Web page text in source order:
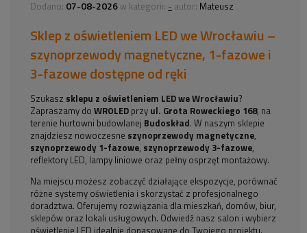
Dodano: 07-08-2026 w kategorii: - autor: Mateusz
Sklep z oświetleniem LED we Wrocławiu –
szynoprzewody magnetyczne, 1-fazowe i
3-fazowe dostępne od ręki
Szukasz sklepu z oświetleniem LED we Wrocławiu?
Zapraszamy doWROLED przy ul. Grota Roweckiego 168, na
terenie hurtowni budowlanej Budoskład. W naszym sklepie
znajdziesz nowoczesne szynoprzewody magnetyczne,
szynoprzewody 1-fazowe, szynoprzewody 3-fazowe,
reflektory LED, lampy liniowe oraz pełny osprzęt montażowy.
Na miejscu możesz zobaczyć działające ekspozycje, porównać
różne systemy oświetlenia i skorzystać z profesjonalnego
doradztwa. Oferujemy rozwiązania dla mieszkań, domów, biur,
sklepów oraz lokali usługowych. Odwiedź nasz salon i wybierz